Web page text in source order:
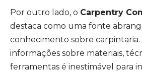
Por outro lado, o Carpentry
destaca como uma fonte
conhecimento sobre carpintaria.
informações sobre materiais,
ferramentas é inestimável para